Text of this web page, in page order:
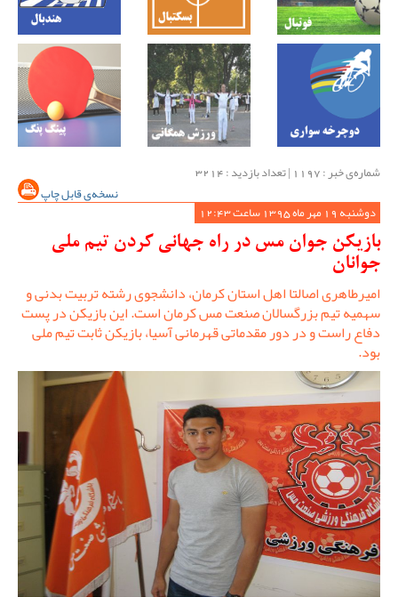
شماره‌ی خبر : ‌1197 | تعداد بازدید : 3214
نسخه‌ی قابل چاپ
دوشنبه 19 مهر ماه 1395 ساعت 12:43
بازیکن جوان مس در راه جهانی کردن تیم ملی
جوانان
امیرطاهری اصالتا اهل استان کرمان، دانشجوی رشته تربیت بدنی و
سهمیه تیم بزرگسالان صنعت مس کرمان است. این بازیکن در پست
دفاع راست و در دور مقدماتی قهرمانی آسیا، بازیکن ثابت تیم ملی
بود.